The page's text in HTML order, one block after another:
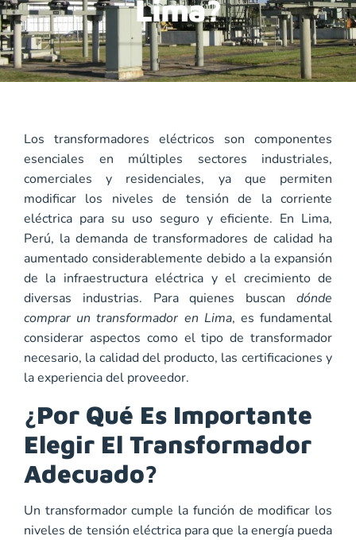
Lima?
Los transformadores eléctricos son componentes
esenciales en múltiples sectores industriales,
comerciales y residenciales, ya que permiten
modificar los niveles de tensión de la corriente
eléctrica para su uso seguro y eficiente. En Lima,
Perú, la demanda de transformadores de calidad ha
aumentado considerablemente debido a la expansión
de la infraestructura eléctrica y el crecimiento de
diversas industrias. Para quienes buscan dónde
comprar un transformador en Lima, es fundamental
considerar aspectos como el tipo de transformador
necesario, la calidad del producto, las certificaciones y
la experiencia del proveedor.
¿Por Qué Es Importante
Elegir El Transformador
Adecuado?
Un transformador cumple la función de modificar los
niveles de tensión eléctrica para que la energía pueda